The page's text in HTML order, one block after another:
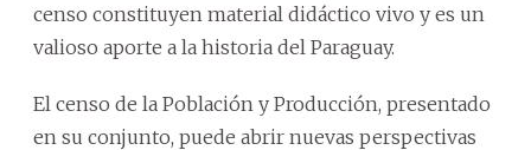
censo constituyen material didáctico vivo y es un
valioso aporte a la historia del Paraguay.
El censo de la Población y Producción, presentado
en su conjunto, puede abrir nuevas perspectivas